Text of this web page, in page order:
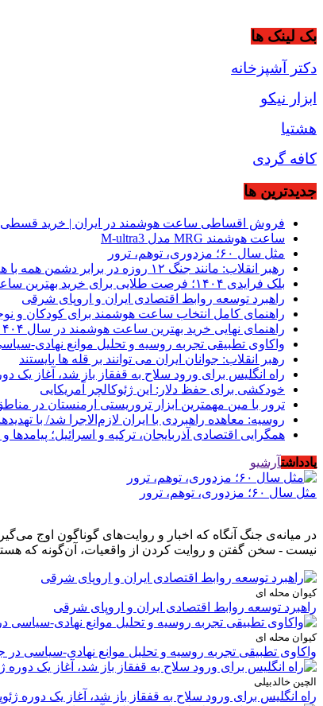
بک لینک ها
دکتر آشپزخانه
ابزار نیکو
هشتیا
کافه گردی
جديدترين ها
فروش اقساطی ساعت هوشمند در ایران | خرید قسطی
ساعت هوشمند MRG مدل M-ultra3
مثل سال ۶۰؛ مزدوری، توهم، ترور
رهبر انقلاب: مانند جنگ ۱۲ روزه در برابر دشمن همه با هم باشید
بلک فرایدی ۱۴۰۴؛ فرصت طلایی برای خرید بهترین ساعت هوشمند از موبیکسور
راهبرد توسعه روابط اقتصادی ایران و اروپای شرقی
راهنمای کامل انتخاب ساعت هوشمند برای کودکان و
راهنمای نهایی خرید بهترین ساعت هوشمند در سال ۱۴۰۴ + نکات کلیدی
واکاوی تطبیقی تجربه روسیه و تحلیل موانع نهادی-
رهبر انقلاب: جوانان ایران می توانند بر قله ها بایستند
راه انگلیس برای ورود سلاح به قفقاز باز شد، آغاز یک
خودکشی برای حفظ دلار: این ژئوکالچر آمریکایی
ترور با مین مهمترین ابزار تروریستی ارمنستان در
روسیه: معاهده راهبردی با ایران لازم‌الاجرا شد/ با
همگرایی اقتصادی آذربایجان، ترکیه و اسرائیل؛ پیامدها
یادداشتآرشیو
مثل سال ۶۰؛ مزدوری، توهم، ترور
در میانه‌ی جنگ آنگاه که اخبار و روایت‌های گوناگون اوج
نیست - سخن گفتن و روایت کردن از واقعیات، آن‌گونه که
کیوان محله ای
راهبرد توسعه روابط اقتصادی ایران و اروپای شرقی
کیوان محله ای
واکاوی تطبیقی تجربه روسیه و تحلیل موانع نهادی-سیاسی در
الچین خالدبیلی
راه انگلیس برای ورود سلاح به قفقاز باز شد، آغاز یک دوره